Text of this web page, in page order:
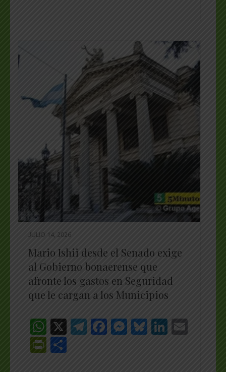
JULIO 14, 2026
Mario Ishii desde el Senado exige
al Gobierno bonaerense que
afronte los gastos en Seguridad
que le cargan a los Municipios
WhatsApp
X Telegram
Facebook
Messenger
Bluesky
PrintFriendly